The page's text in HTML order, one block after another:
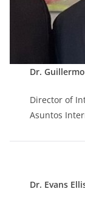
Dr.
Director of
Asuntos
Dr. Evans